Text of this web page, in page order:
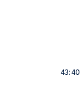
43:40